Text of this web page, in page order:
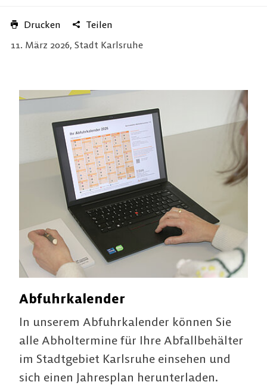
Drucken
Teilen
11. März 2026, Stadt Karlsruhe
Abfuhrkalender
In unserem Abfuhrkalender können Sie
alle Abholtermine für Ihre Abfallbehälter
im Stadtgebiet Karlsruhe einsehen und
sich einen Jahresplan herunterladen.